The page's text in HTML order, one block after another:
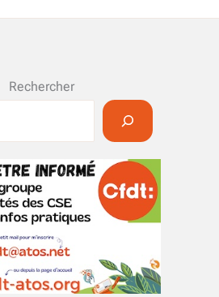
Rechercher